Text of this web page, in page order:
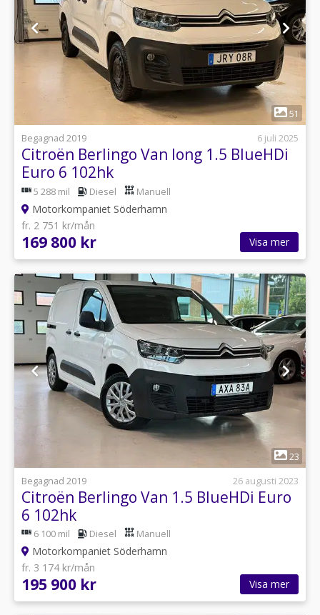
1
51
Begagnad 2019
6 juli 2025
Citroën Berlingo Van long 1.5 BlueHDi
Euro 6 102hk
5 288 mil Diesel Manuell
Motorkompaniet Söderhamn
fr. 2 751 kr/mån
169 800 kr Visa mer
23
Begagnad 2019
26 augusti 2023
Citroën Berlingo Van 1.5 BlueHDi Euro
6 102hk
6 100 mil Diesel Manuell
Motorkompaniet Söderhamn
fr. 3 174 kr/mån
195 900 kr Visa mer